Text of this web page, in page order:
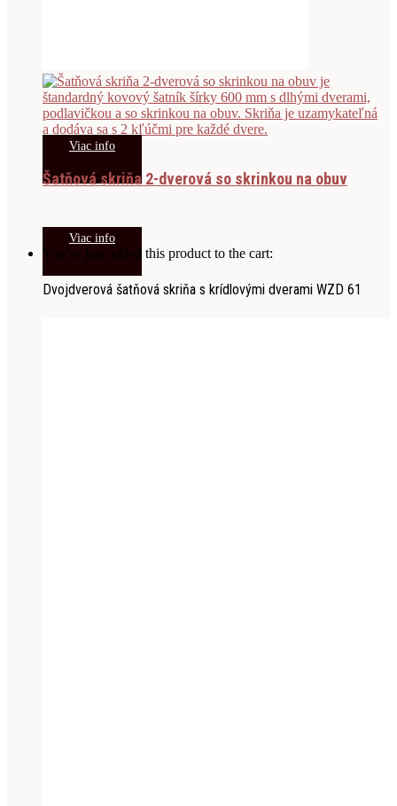
Viac info
Šatňová skriňa 2-dverová so skrinkou na obuv
Viac info
You've just added this product to the cart:
Dvojdverová šatňová skriňa s krídlovými dverami WZD 61